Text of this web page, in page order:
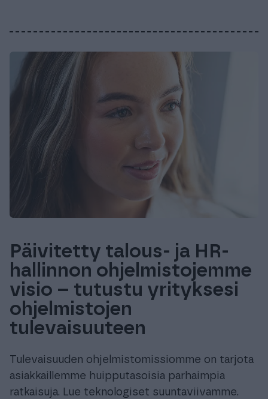
Päivitetty talous- ja HR-
hallinnon ohjelmistojemme
visio – tutustu yrityksesi
ohjelmistojen
tulevaisuuteen
Tulevaisuuden ohjelmistomissiomme on tarjota
asiakkaillemme huipputasoisia parhaimpia
ratkaisuja. Lue teknologiset suuntaviivamme.